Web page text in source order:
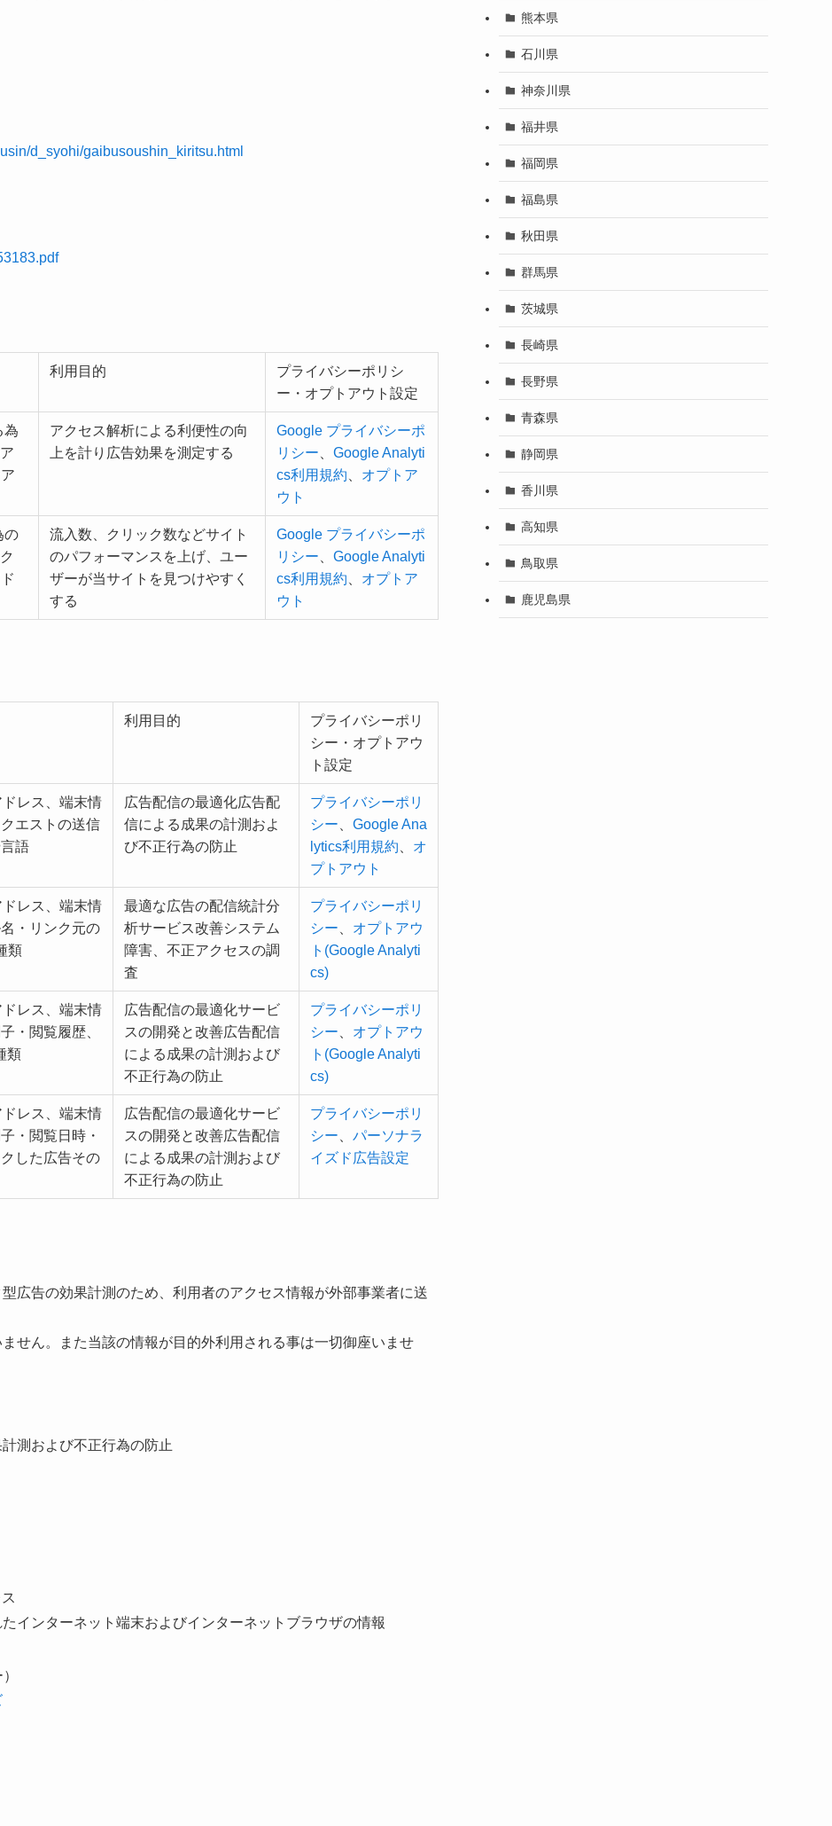
d_syohi/gaibusoushin_kiritsu.html
利用目的
プライバシーポリシ
ー・オプトアウト設定
為
アクセス解析による利便性の向
上を計り広告効果を測定する
Google プライバシーポ
リシー
Google Analyti
cs利用規約
オプトア
ウト
の
流入数、クリック数などサイト
のパフォーマンスを上げ、ユー
ザーが当サイトを見つけやすく
する
Google プライバシーポ
リシー
Google Analyti
cs利用規約
オプトア
ウト
利用目的
プライバシーポリ
シー・オプトアウ
ト設定
ドレス、端末情
エストの送信
語
広告配信の最適化広告配
信による成果の計測およ
び不正行為の防止
プライバシーポリ
シー
Google Ana
lytics利用規約
オ
プトアウト
ドレス、端末情
・リンク元の
類
最適な広告の配信統計分
析サービス改善システム
障害、不正アクセスの調
査
プライバシーポリ
シー
オプトアウ
ト(Google Analyti
cs)
ドレス、端末情
・閲覧履歴、
類
広告配信の最適化サービ
スの開発と改善広告配信
による成果の計測および
不正行為の防止
プライバシーポリ
シー
オプトアウ
ト(Google Analyti
cs)
ドレス、端末情
・閲覧日時・
した広告その
広告配信の最適化サービ
スの開発と改善広告配信
による成果の計測および
不正行為の防止
プライバシーポリ
シー
パーソナラ
イズド広告設定
広告の効果計測のため、利用者のアクセス情報が外部事業者に送
せん。また当該の情報が目的外利用される事は一切御座いませ
測および不正行為の防止
インターネット端末およびインターネットブラウザの情報
熊本県
石川県
神奈川県
福井県
福岡県
福島県
秋田県
群馬県
茨城県
長崎県
長野県
青森県
静岡県
香川県
高知県
鳥取県
鹿児島県